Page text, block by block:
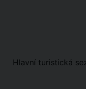
Hlavní turistická